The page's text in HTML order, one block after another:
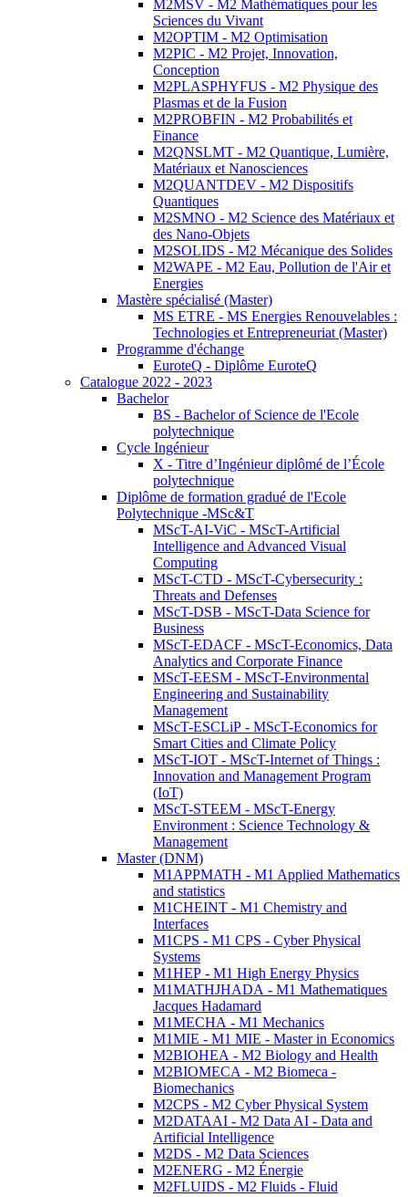
M2MSV - M2 Mathématiques pour les
Sciences du Vivant
M2OPTIM - M2 Optimisation
M2PIC - M2 Projet, Innovation,
Conception
M2PLASPHYFUS - M2 Physique des
Plasmas et de la Fusion
M2PROBFIN - M2 Probabilités et
Finance
M2QNSLMT - M2 Quantique, Lumière,
Matériaux et Nanosciences
M2QUANTDEV - M2 Dispositifs
Quantiques
M2SMNO - M2 Science des Matériaux et
des Nano-Objets
M2SOLIDS - M2 Mécanique des Solides
M2WAPE - M2 Eau, Pollution de l'Air et
Energies
Mastère spécialisé (Master)
MS ETRE - MS Energies Renouvelables :
Technologies et Entrepreneuriat (Master)
Programme d'échange
EuroteQ - Diplôme EuroteQ
Catalogue 2022 - 2023
Bachelor
BS - Bachelor of Science de l'Ecole
polytechnique
Cycle Ingénieur
X - Titre d’Ingénieur diplômé de l’École
polytechnique
Diplôme de formation gradué de l'Ecole
Polytechnique -MSc&T
MScT-AI-ViC - MScT-Artificial
Intelligence and Advanced Visual
Computing
MScT-CTD - MScT-Cybersecurity :
Threats and Defenses
MScT-DSB - MScT-Data Science for
Business
MScT-EDACF - MScT-Economics, Data
Analytics and Corporate Finance
MScT-EESM - MScT-Environmental
Engineering and Sustainability
Management
MScT-ESCLiP - MScT-Economics for
Smart Cities and Climate Policy
MScT-IOT - MScT-Internet of Things :
Innovation and Management Program
(IoT)
MScT-STEEM - MScT-Energy
Environment : Science Technology &
Management
Master (DNM)
M1APPMATH - M1 Applied Mathematics
and statistics
M1CHEINT - M1 Chemistry and
Interfaces
M1CPS - M1 CPS - Cyber Physical
Systems
M1HEP - M1 High Energy Physics
M1MATHJHADA - M1 Mathematiques
Jacques Hadamard
M1MECHA - M1 Mechanics
M1MIE - M1 MIE - Master in Economics
M2BIOHEA - M2 Biology and Health
M2BIOMECA - M2 Biomeca -
Biomechanics
M2CPS - M2 Cyber Physical System
M2DATAAI - M2 Data AI - Data and
Artificial Intelligence
M2DS - M2 Data Sciences
M2ENERG - M2 Énergie
M2FLUIDS - M2 Fluids - Fluid